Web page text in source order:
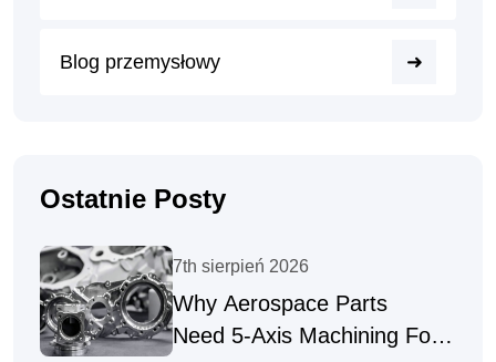
Blog przemysłowy
Ostatnie Posty
7th sierpień 2026
Why Aerospace Parts
Need 5-Axis Machining For